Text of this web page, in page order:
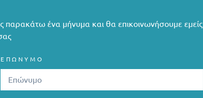
παρακάτω ένα μήνυμα και θα επικοινωνήσουμε εμείς
ΕΠΩΝΥΜΟ